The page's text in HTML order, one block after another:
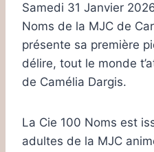
Samedi 31 Janvier
Noms de la MJC de
présente sa première
délire, tout le monde
de Camélia Dargis.
La Cie 100 Noms est
adultes de la MJC